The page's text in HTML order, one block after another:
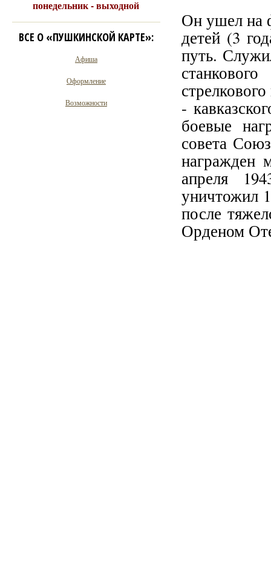
Он ушел на
детей (3
путь.
-
боевые
совета
награжден
апреля
уничтожил
после
Орденом
понедельник - выходной
ВСЕ О «ПУШКИНСКОЙ КАРТЕ»:
Афиша
Оформление
Возможности